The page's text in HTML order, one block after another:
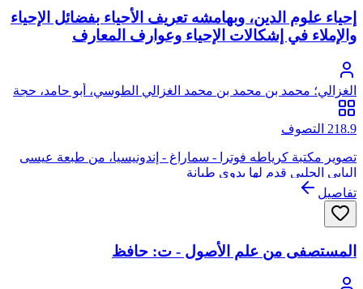
إحياء علوم الدين، وبهامشه تعريف الأحياء بفضائل الإحياء
والإملاء في إشكالات الإحياء وعوارف المعارف
الغزالي؛ محمد بن محمد بن محمد الغزالي الطوسي، أبو حامد، حجة
الإسلام
218.9 التصوف
تصوير مكتبة كرياطه فوترا - سماراغ - إندونيسيا، من طبعة عيسى
البابي الحلبي قدم لها بدوي طبانة
تفاصيل
المستصفى من علم الأصول - ت: حافظ